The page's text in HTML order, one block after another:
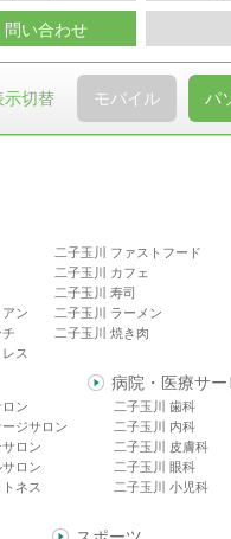
問い合わせ
示切替 モバイル パ
ン
ス
二子玉川 ファストフード
二子玉川 カフェ
二子玉川 寿司
二子玉川 ラーメン
二子玉川 焼き肉
ン
ジサロン
ロン
ロン
ネス
病院・医療サー
二子玉川 歯科
二子玉川 内科
二子玉川 皮膚科
二子玉川 眼科
二子玉川 小児科